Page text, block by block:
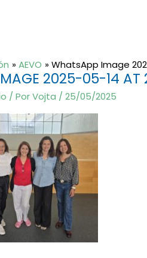
AEVO WhatsApp Image
2025-05-14 AT
/ PorVojta /25/05/2025